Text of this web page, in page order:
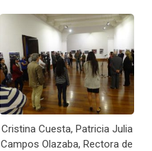
Cristina Cuesta, Patricia Julia
Campos Olazaba, Rectora de